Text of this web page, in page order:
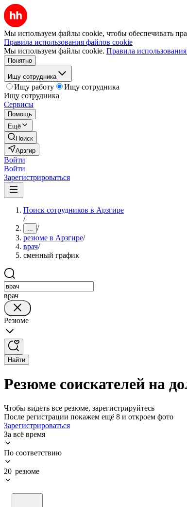
Мы используем файлы cookie, чтобы обеспечивать
Правила использования файлов cookie
Мы используем файлы cookie. Правила
Понятно
Ищу сотрудника
Ищу работу
Ищу сотрудника
Ищу сотрудника
Сервисы
Помощь
Ещё
Поиск
Арзгир
Войти
Войти
Зарегистрироваться
Поиск сотрудников в Арзгире
/
... /
резюме в Арзгире/
врач/
сменный график
врач
Резюме
Найти
Резюме соискателей на
Чтобы видеть все резюме, зарегистрируйтесь
После регистрации покажем ещё 8 и откроем фото
Зарегистрироваться
За всё время
По соответствию
20 резюме